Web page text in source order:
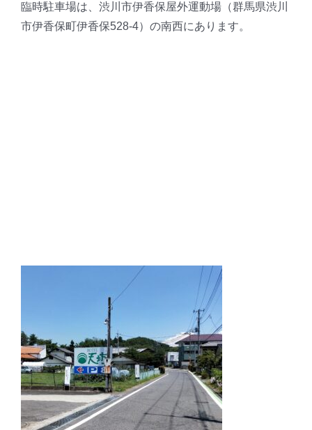
臨時駐車場は、渋川市伊香保屋外運動場（群馬県渋川
市伊香保町伊香保528-4）の南西にあります。